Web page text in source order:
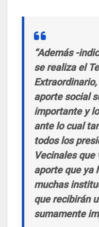
“Además -
se realiza el
aporte social
importante y
ante lo cual
todos los
Vecinales que
aporte que ya
muchas
que recibirán
sumamente